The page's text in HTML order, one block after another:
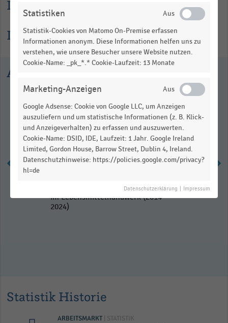
Lesehilfe
Informationen zur Statistik
Ausgewählte Statistiken
Auszubildende zum Fachverkäufer
im Lebensmittelhandwerk (2014-
2024)
Statistik Historie
ARBEITSMARKT | STATISTIK
Statistiken
Statistik-Cookies von Matomo On-Premise erfassen
Informationen anonym. Diese Informationen helfen uns zu
verstehen, wie unsere Besucher unsere Website nutzen.
Cookie-Name: _pk_*.* Cookie-Laufzeit: 13 Monate
Marketing-Anzeigen
Google Adsense: Cookie von Google LLC, um Anzeigen
auszuliefern und um statistische Informationen (z. B. Klick-
und Anzeigeverhalten) zu erfassen und auszuwerten.
Cookie-Name: DSID, IDE, Laufzeit: 1 Jahr. Google Ireland
Limited, Gordon House, Barrow Street, Dublin 4, Ireland.
Datenschutzhinweise: https://policies.google.com/privacy?
hl=de
Datenschutzerklärung Impressum